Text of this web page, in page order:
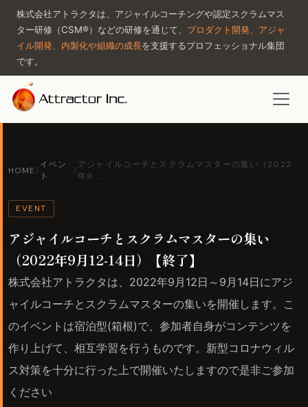
株式会社アトラクタは、アジャイルコーチングや認定スクラムマス
ター研修（CSM®）などの研修を通じて、 プロダクト開発、アジャ
イル開発、内製化や組織の成長を支援するプロフェッショナル集団
です。
HOME /
イベン
ト
/
アジャイルコーチとスクラムマスターの集い（2022
年9 …
EVENT
アジャイルコーチとスクラムマスターの集い
（2022年9月12-14日）【終了】
株式会社アトラクタは、2022年9月12日～9月14日にアジ
ャイルコーチとスクラムマスターの集いを開催します。こ
のイベントは宿泊型(箱根)で、参加者自身がコンテンツを
作り上げて、相互学習を行うものです。新型コロナウィル
ス対策を十分に行った上で開催いたしますので是非ご参加
ください